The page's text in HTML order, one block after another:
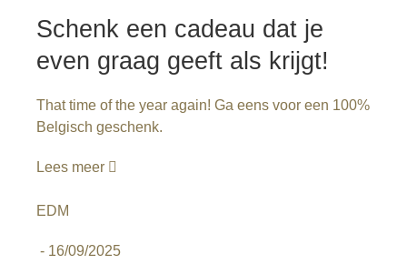
Schenk een cadeau dat je
even graag geeft als krijgt!
That time of the year again! Ga eens voor een 100%
Belgisch geschenk.
Lees meer
EDM
- 16/09/2025